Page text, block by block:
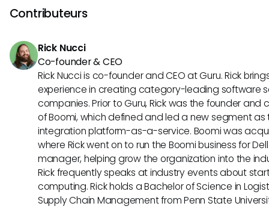
utilisant des mots-clés et des termes pertinents pour des
Contributeurs
Rick Nucci
Co-founder & CEO
Rick Nucci is co-founder and CEO at Guru. Rick
experience in creating category-leading software
companies. Prior to Guru, Rick was the founder
of Boomi, which defined and led a new segment
integration platform-as-a-service. Boomi was
where Rick went on to run the Boomi business for
manager, helping grow the organization into the
Rick frequently speaks at industry events about
computing. Rick holds a Bachelor of Science in
Supply Chain Management from Penn State